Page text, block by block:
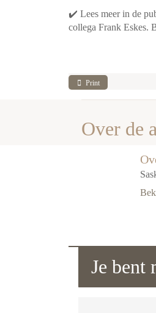
✔️ Lees meer in de
collega Frank Eskes.
Print
Over de
Je bent